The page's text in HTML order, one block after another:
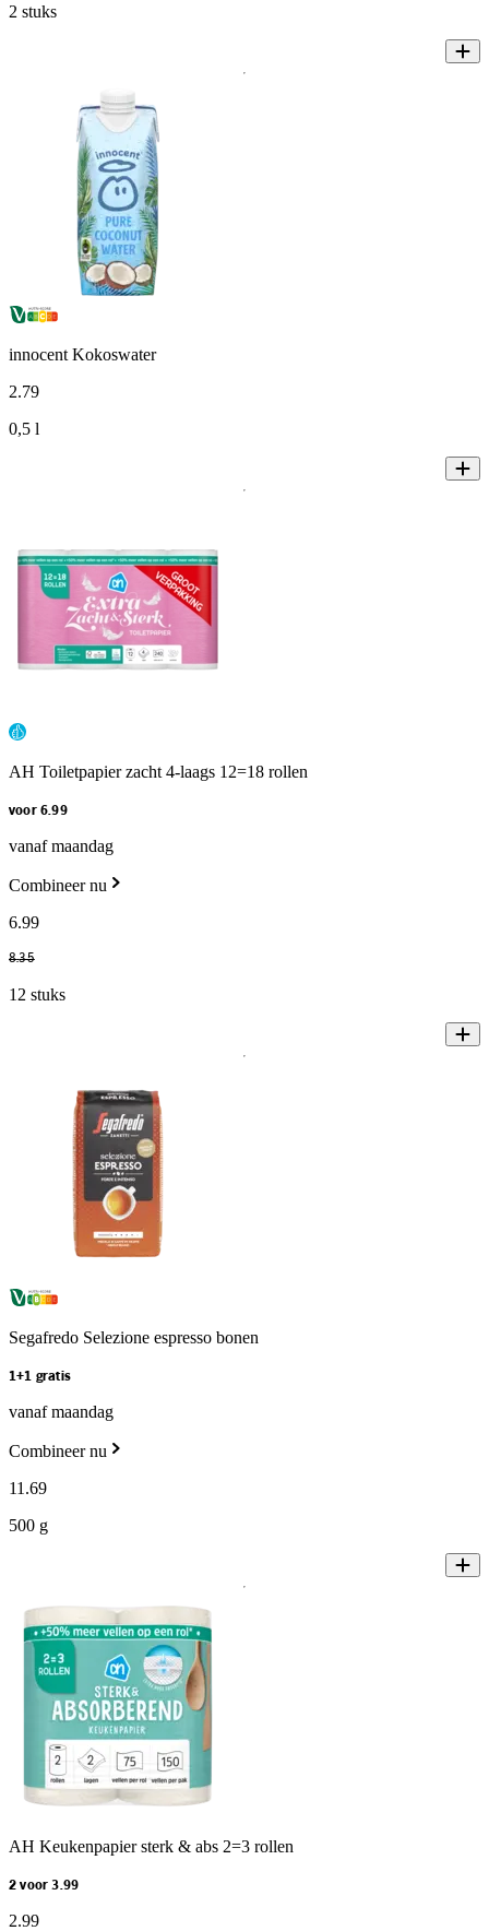
2 stuks
innocent Kokoswater
2.79
0,5 l
AH Toiletpapier zacht 4-laags 12=18 rollen
voor 6.99
vanaf maandag
Combineer nu
6.99
8.35
12 stuks
Segafredo Selezione espresso bonen
1+1 gratis
vanaf maandag
Combineer nu
11 .69
500 g
AH Keukenpapier sterk & abs 2=3 rollen
2 voor 3.99
2.99